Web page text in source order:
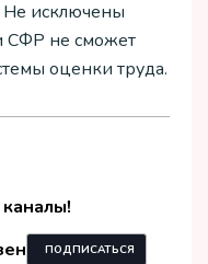
Не исключены
СФР не сможет
оценки труда.
ПОДПИСАТЬСЯ